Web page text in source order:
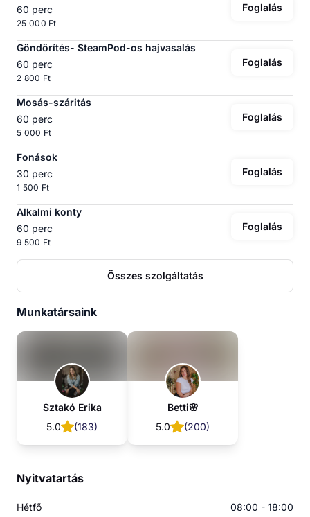
60 perc
25 000 Ft
Foglalás
Göndörítés- SteamPod-os hajvasalás
60 perc
2 800 Ft
Foglalás
Mosás-száritás
60 perc
5 000 Ft
Foglalás
Fonások
30 perc
1 500 Ft
Foglalás
Alkalmi konty
60 perc
9 500 Ft
Foglalás
Összes szolgáltatás
Munkatársaink
Sztakó Erika
5.0
(183)
Betti🌸
5.0
(200)
Nyitvatartás
Hétfő
08:00 - 18:00